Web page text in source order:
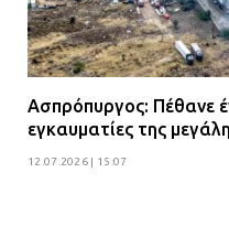
Ασπρόπυργος: Πέθανε
εγκαυματίες της
12.07.2026 | 15:07